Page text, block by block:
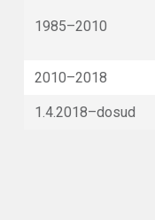
1985–2010
2010–2018
1.4.2018–dosud